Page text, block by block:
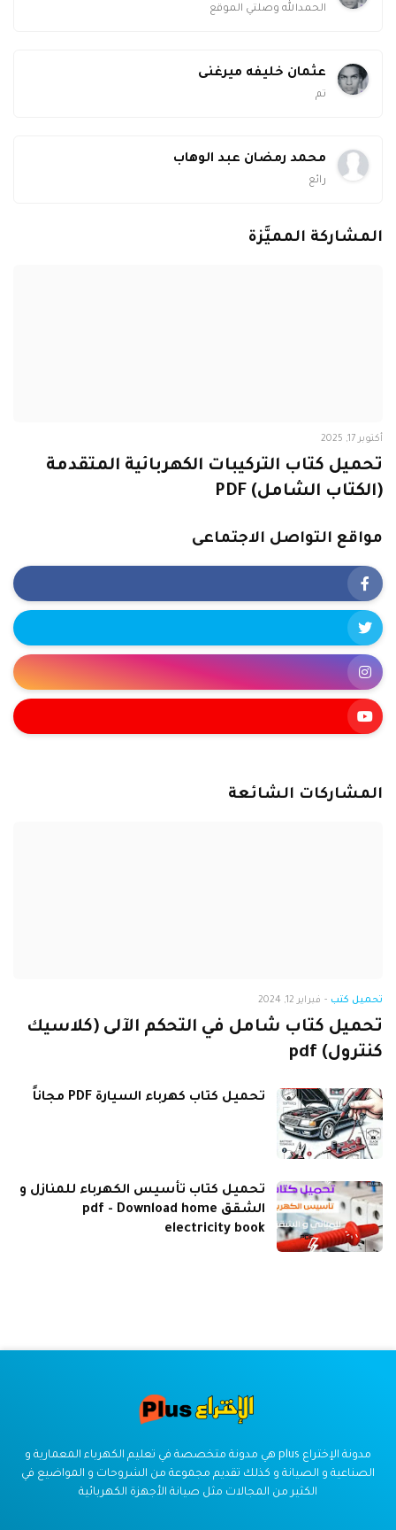
الحمدالله وصلتي الموقع
عثمان خليفه ميرغنى
تم
محمد رمضان عبد الوهاب
رائع
المشاركة المميَّزة
أكتوبر 17, 2025
تحميل كتاب التركيبات الكهربائية المتقدمة
(الكتاب الشامل) PDF
مواقع التواصل الاجتماعى
المشاركات الشائعة
تحميل كتب - فبراير 12, 2024
تحميل كتاب شامل في التحكم الآلى (كلاسيك
كنترول) pdf
تحميل كتاب كهرباء السيارة PDF مجاناً
تحميل كتاب تأسيس الكهرباء للمنازل و
الشقق pdf - Download home
electricity book
مدونة الإختراع plus هي مدونة متخصصة في تعليم الكهرباء المعمارية و
الصناعية و الصيانة و كذلك تقديم مجموعة من الشروحات و المواضيع في
الكثير من المجالات مثل صيانة الأجهزة الكهربائية